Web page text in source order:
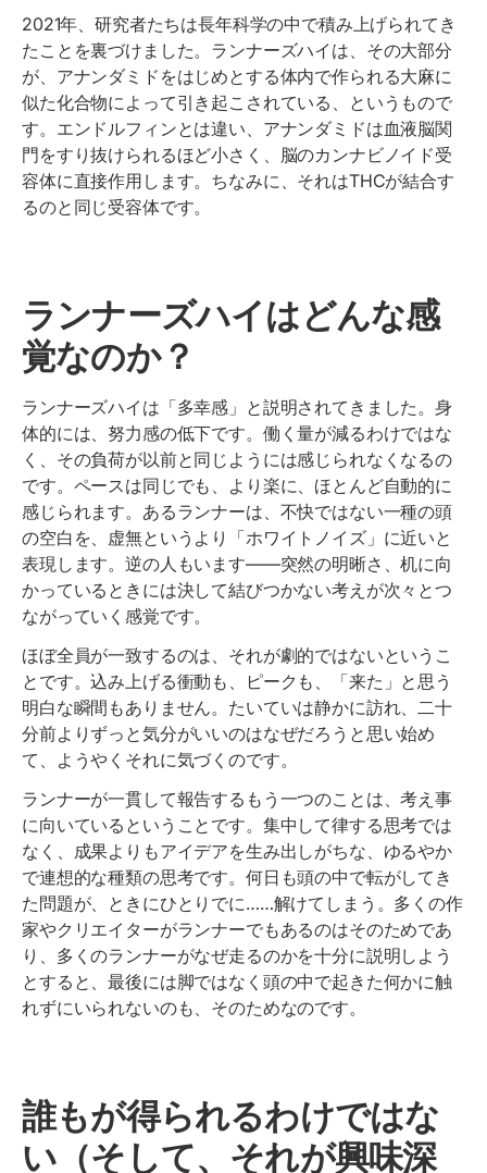
2021年、研究者たちは長年科学の中で積み上げられてき
たことを裏づけました。ランナーズハイは、その大部分
が、アナンダミドをはじめとする体内で作られる大麻に
似た化合物によって引き起こされている、というもので
す。エンドルフィンとは違い、アナンダミドは血液脳関
門をすり抜けられるほど小さく、脳のカンナビノイド受
容体に直接作用します。ちなみに、それはTHCが結合す
るのと同じ受容体です。
ランナーズハイはどんな感
覚なのか？
ランナーズハイは「多幸感」と説明されてきました。身
体的には、努力感の低下です。働く量が減るわけではな
く、その負荷が以前と同じようには感じられなくなるの
です。ペースは同じでも、より楽に、ほとんど自動的に
感じられます。あるランナーは、不快ではない一種の頭
の空白を、虚無というより「ホワイトノイズ」に近いと
表現します。逆の人もいます——突然の明晰さ、机に向
かっているときには決して結びつかない考えが次々とつ
ながっていく感覚です。
ほぼ全員が一致するのは、それが劇的ではないというこ
とです。込み上げる衝動も、ピークも、「来た」と思う
明白な瞬間もありません。たいていは静かに訪れ、二十
分前よりずっと気分がいいのはなぜだろうと思い始め
て、ようやくそれに気づくのです。
ランナーが一貫して報告するもう一つのことは、考え事
に向いているということです。集中して律する思考では
なく、成果よりもアイデアを生み出しがちな、ゆるやか
で連想的な種類の思考です。何日も頭の中で転がしてき
た問題が、ときにひとりでに……解けてしまう。多くの作
家やクリエイターがランナーでもあるのはそのためであ
り、多くのランナーがなぜ走るのかを十分に説明しよう
とすると、最後には脚ではなく頭の中で起きた何かに触
れずにいられないのも、そのためなのです。
誰もが得られるわけではな
い（そして、それが興味深